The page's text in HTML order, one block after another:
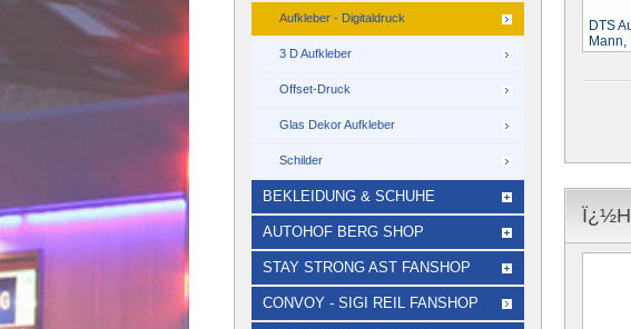
DTS
Aufkleber - Digitaldruck
3 D Aufkleber
Offset-Druck
Glas Dekor Aufkleber
Schilder
BEKLEIDUNG & SCHUHE
AUTOHOF BERG SHOP
STAY STRONG AST FANSHOP
CONVOY - SIGI REIL FANSHOP